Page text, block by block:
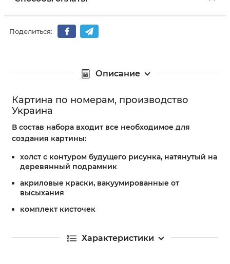
Поделиться:
Описание
Картина по номерам, производство
Украина
В состав набора входит все необходимое для
создания картины:
холст с контуром будущего рисунка, натянутый на
деревянный подрамник
акриловые краски, вакуумированные от
высыхания
комплект кисточек
Характеристики